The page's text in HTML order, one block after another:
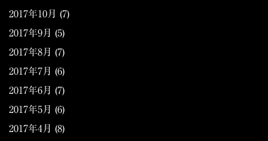
2017年10月 (7)
2017年9月 (5)
2017年8月 (7)
2017年7月 (6)
2017年6月 (7)
2017年5月 (6)
2017年4月 (8)